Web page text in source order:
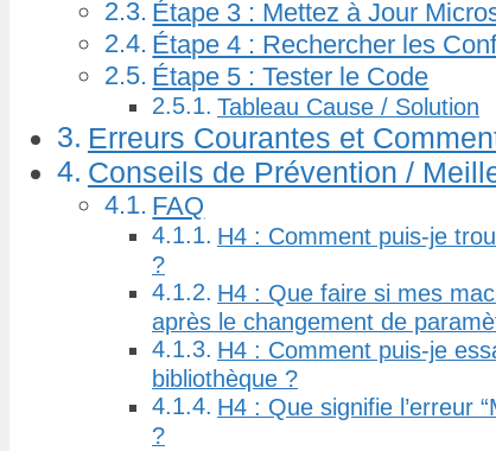
Étape 3 : Mettez à Jour
Étape 4 : Rechercher les
Étape 5 : Tester le Code
Tableau Cause / Solution
Erreurs Courantes et
Conseils de Prévention /
FAQ
H4 : Comment puis-je
?
H4 : Que faire si mes
après le changement de
H4 : Comment puis-je
bibliothèque ?
H4 : Que signifie l’erreur
?